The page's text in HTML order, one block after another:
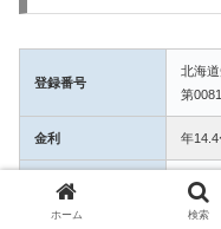
登録番号
北海
第
金利 年
融資額 1万〜
ホーム 検索